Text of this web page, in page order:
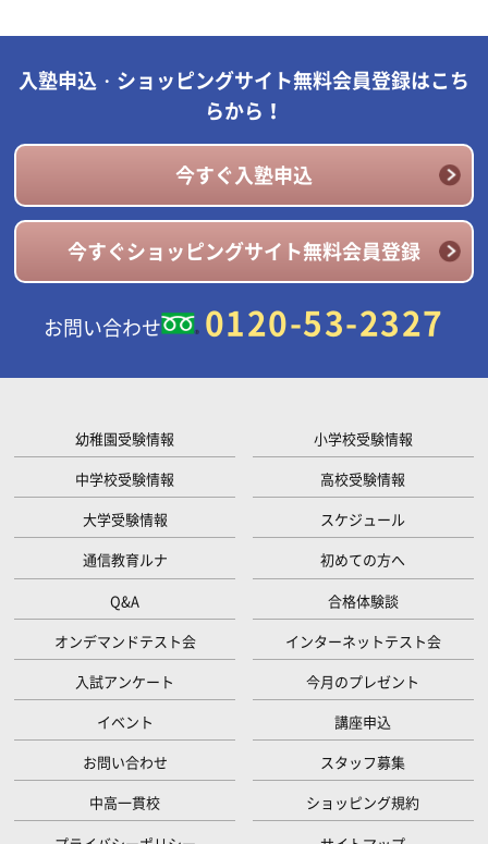
入塾申込・ショッピングサイト無料会員登録はこち
らから！
今すぐ入塾申込
今すぐショッピングサイト無料会員登録
お問い合わせ 0120-53-2327
幼稚園受験情報
小学校受験情報
中学校受験情報
高校受験情報
大学受験情報
スケジュール
通信教育ルナ
初めての方へ
Q&A
合格体験談
オンデマンドテスト会
インターネットテスト会
入試アンケート
今月のプレゼント
イベント
講座申込
お問い合わせ
スタッフ募集
中高一貫校
ショッピング規約